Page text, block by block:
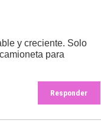
y creciente. Solo
para
Responder